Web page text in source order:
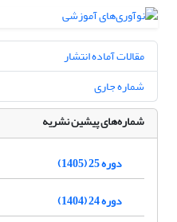
مقالات آماده انتشار
شماره جاری
شماره‌های پیشین نشریه
دوره 25 (1405)
دوره 24 (1404)